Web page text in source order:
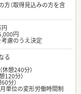
方（取得見込みの方を含
円
慮のうえ決定
る
憩240分）
120分）
分）
単位の変形労働時間制